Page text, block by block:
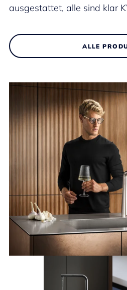
ausgestattet, alle sind klar
ALLE